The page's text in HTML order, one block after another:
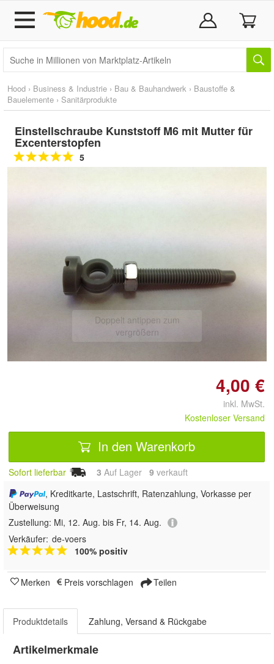
Hood › Business & Industrie › Bau & Bauhandwerk › Baustoffe &
Bauelemente › Sanitärprodukte
Einstellschraube Kunststoff M6 mit Mutter für
Excenterstopfen
5
Doppelt antippen zum
vergrößern
4,00 €
inkl. MwSt.
Kostenloser Versand
In den Warenkorb
Sofort lieferbar 3 Auf Lager 9 verkauft
, Kreditkarte, Lastschrift, Ratenzahlung, Vorkasse per
Überweisung
Zustellung: Mi, 12. Aug. bis Fr, 14. Aug.
Verkäufer: de-voers
100% positiv
Merken Preis vorschlagen Teilen
Produktdetails Zahlung, Versand & Rückgabe
Artikelmerkmale